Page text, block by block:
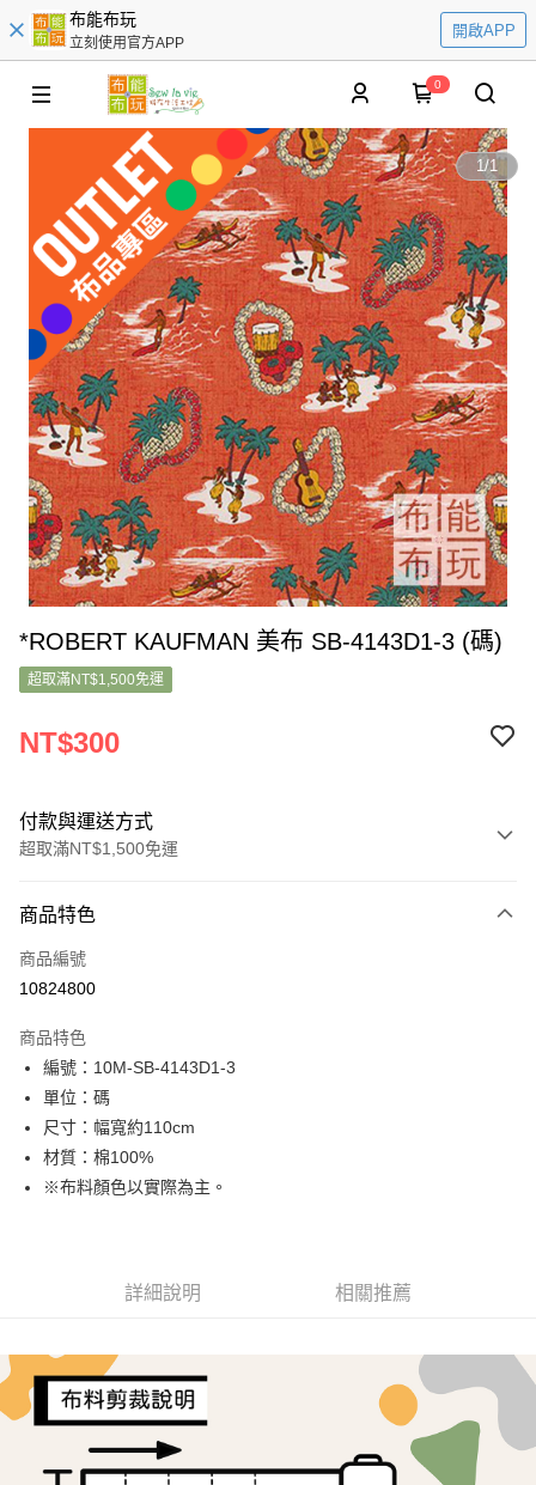
布能布玩
立刻使用官方APP
開啟APP
0
1/1
*ROBERT KAUFMAN 美布 SB-4143D1-3 (碼)
超取滿NT$1,500免運
NT$300
付款與運送方式
超取滿NT$1,500免運
信用卡一次付款
超商取貨付款
Apple Pay
街口支付
Google Pay
大哥付你分期
2.付款方式選擇「大哥付你分期」，訂單成立後會自動跳轉到大哥付的交易
3.實際核准額度、可分期數及費用金額請依後續交易確認頁面所載為準。
4.訂單成立30分鐘內，如未前往確認交易或遇審核未通過，訂單將自動取
消。如遇「轉專審核」未通過狀況，表示未達大哥付你分期系統評分，恕無
法說明評估內容。
【繳款方式說明】
1.分期款項不併入電信帳單，「大哥付你分期」於每月結算日後寄送繳費提
便利好安心！
１．簡單：不需註冊會員、不需綁卡、不需儲值。
２．便利：只要手機號碼，簡訊認證，即可結帳。
【「AFTEE先享後付」結帳流程】
運送方式
每筆NT$65，滿NT$1,500(含以上)免運費
商品特色
商品編號
10824800
商品特色
編號：10M-SB-4143D1-3
單位：碼
尺寸：幅寬約110cm
材質：棉100%
※布料顏色以實際為主。
詳細說明 相關推薦